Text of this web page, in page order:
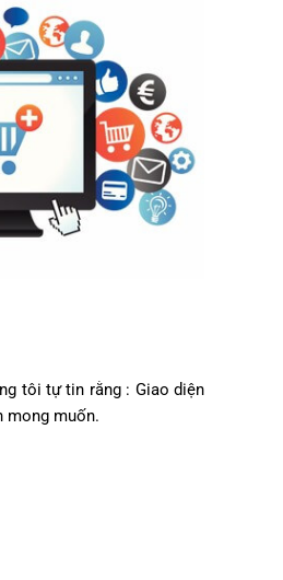
tôi tự tin rằng : Giao diện
mong muốn.